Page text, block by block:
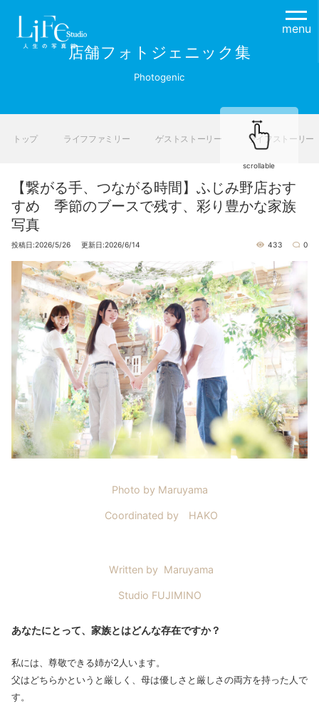
menu
店舗フォトジェニック集
Photogenic
トップ ライフファミリー ゲストストーリー ライフストーリー
【繋がる手、つながる時間】ふじみ野店おす
すめ 季節のブースで残す、彩り豊かな家族
写真
投稿日:2026/5/26 更新日:2026/6/14 433 0
Photo by Maruyama
Coordinated by HAKO
Written by Maruyama
Studio FUJIMINO
あなたにとって、家族とはどんな存在ですか？
私には、尊敬できる姉が2人います。
父はどちらかというと厳しく、母は優しさと厳しさの両方を持った人で
す。